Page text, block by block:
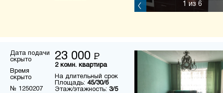
1 из 6
Дата подачи
скрыто
Время
скрыто
№ 1250207
23 000 Р
2 комн. квартира
На длительный срок
Площадь: 45/30/6
Этаж/этажность: 3/5